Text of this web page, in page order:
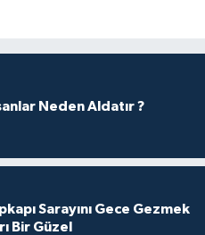
Neden Aldatır ?
Sarayını Gece Gezmek
Bir Güzel